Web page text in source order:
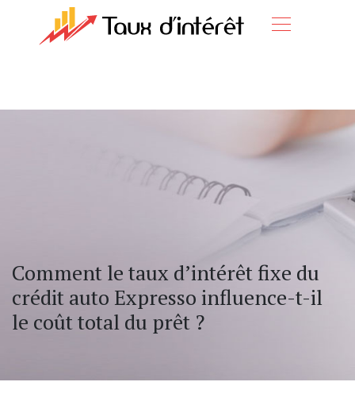
Comment le taux d’intérêt fixe du
crédit auto Expresso influence-t-il
le coût total du prêt ?